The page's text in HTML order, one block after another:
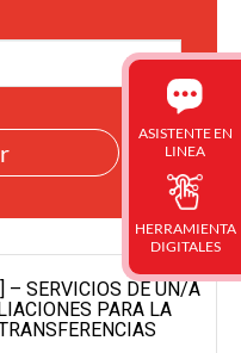
SERVICIOS DE UN/A
PARA LA
ASISTENTE EN
LINEA
HERRAMIENTA
DIGITALES